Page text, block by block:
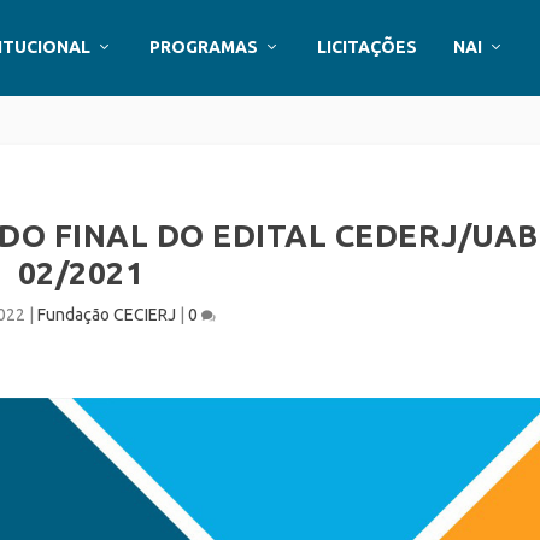
PROGRAMAS LICITAÇÕES NAI
FINAL DO EDITAL CEDERJ/UAB
02/2021
|Fundação CECIERJ |0